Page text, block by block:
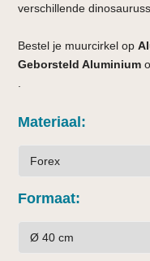
verschillende
Bestel je muurcirkel op
Geborsteld Aluminium
Materiaal
Formaat